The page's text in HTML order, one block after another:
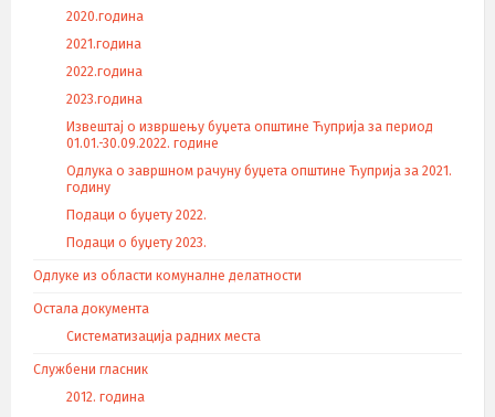
2020.година
2021.година
2022.година
2023.година
Извештај о извршењу буџета општине Ћуприја за период
01.01.-30.09.2022. године
Одлука о завршном рачуну буџета општине Ћуприја за 2021.
годину
Подаци о буџету 2022.
Подаци о буџету 2023.
Одлуке из области комуналне делатности
Остала документа
Систематизација радних места
Службени гласник
2012. година